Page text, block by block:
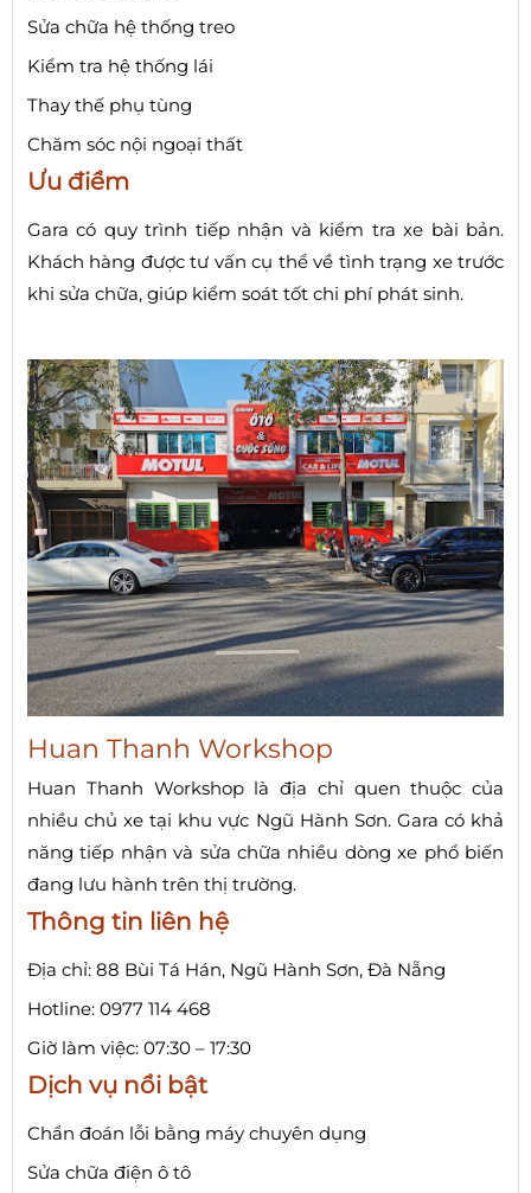
Sửa chữa hệ thống treo
Kiểm tra hệ thống lái
Thay thế phụ tùng
Chăm sóc nội ngoại thất
Ưu điểm
Gara có quy trình tiếp nhận và kiểm tra xe bài bản.
Khách hàng được tư vấn cụ thể về tình trạng xe trước
khi sửa chữa, giúp kiểm soát tốt chi phí phát sinh.
Huan Thanh Workshop
Huan Thanh Workshop là địa chỉ quen thuộc của
nhiều chủ xe tại khu vực Ngũ Hành Sơn. Gara có khả
năng tiếp nhận và sửa chữa nhiều dòng xe phổ biến
đang lưu hành trên thị trường.
Thông tin liên hệ
Địa chỉ: 88 Bùi Tá Hán, Ngũ Hành Sơn, Đà Nẵng
Hotline: 0977 114 468
Giờ làm việc: 07:30 – 17:30
Dịch vụ nổi bật
Chẩn đoán lỗi bằng máy chuyên dụng
Sửa chữa điện ô tô